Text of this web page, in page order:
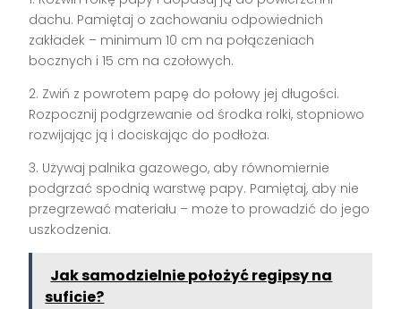
dachu. Pamiętaj o zachowaniu odpowiednich
zakładek – minimum 10 cm na połączeniach
bocznych i 15 cm na czołowych.
2. Zwiń z powrotem papę do połowy jej długości.
Rozpocznij podgrzewanie od środka rolki, stopniowo
rozwijając ją i dociskając do podłoża.
3. Używaj palnika gazowego, aby równomiernie
podgrzać spodnią warstwę papy. Pamiętaj, aby nie
przegrzewać materiału – może to prowadzić do jego
uszkodzenia.
Jak samodzielnie położyć regipsy na
suficie?